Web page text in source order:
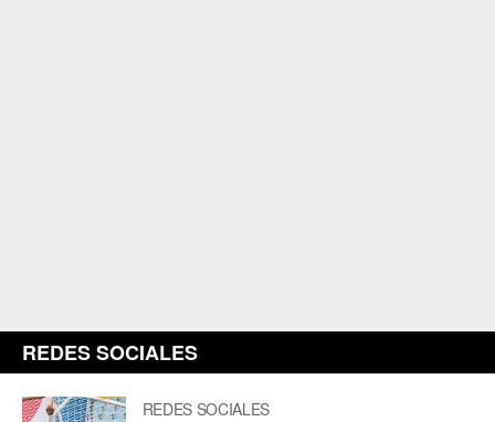
REDES SOCIALES
REDES SOCIALES